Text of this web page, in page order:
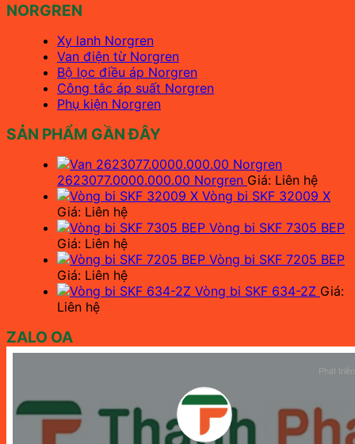
NORGREN
Xy lanh Norgren
Van điện từ Norgren
Bộ lọc điều áp Norgren
Công tắc áp suất Norgren
Phụ kiện Norgren
SẢN PHẨM GẦN ĐÂY
2623077.0000.000.00 Norgren Giá: Liên hệ
Vòng bi SKF 32009 X
Giá: Liên hệ
Vòng bi SKF 7305 BEP
Giá: Liên hệ
Vòng bi SKF 7205 BEP
Giá: Liên hệ
Vòng bi SKF 634-2Z Giá:
Liên hệ
ZALO OA